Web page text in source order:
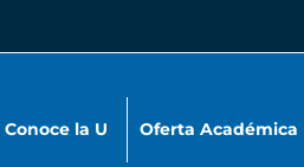
Conoce la U Oferta Académica